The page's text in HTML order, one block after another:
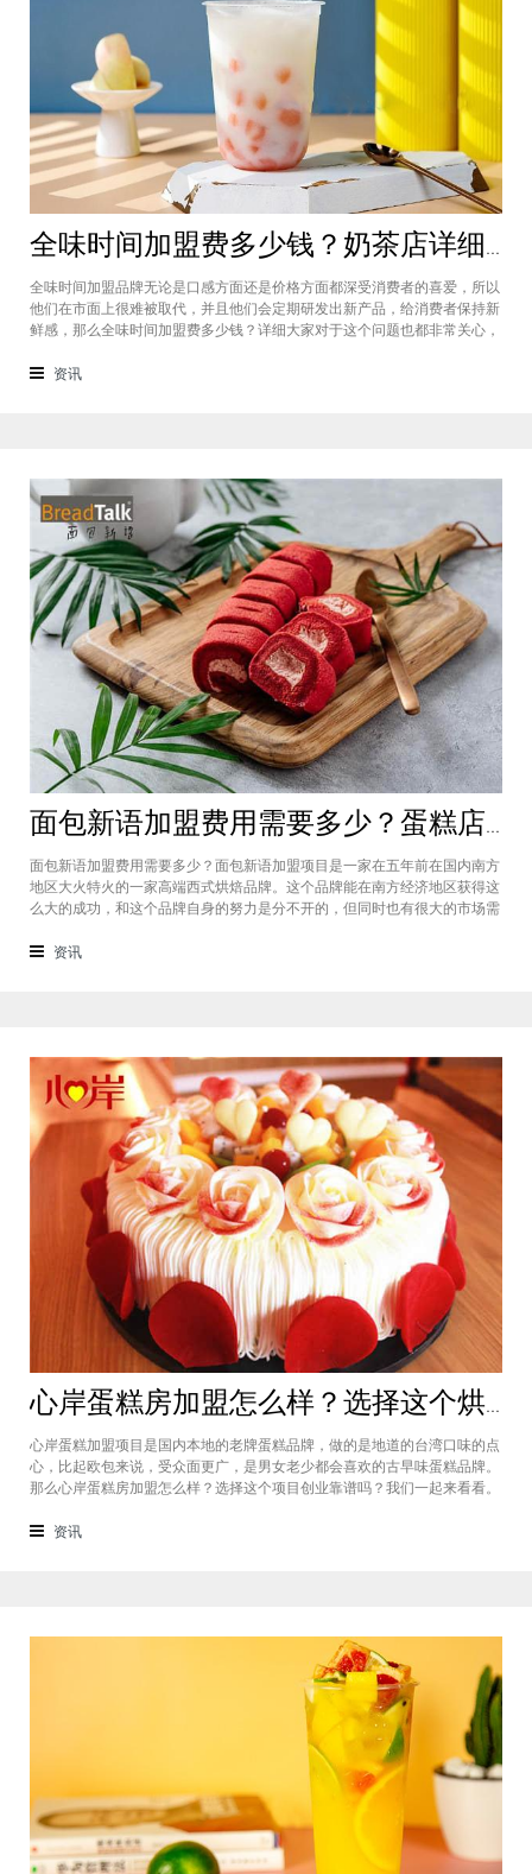
全味时间加盟费多少钱？奶茶店详细费用分析就在这！
全味时间加盟品牌无论是口感方面还是价格方面都深受消费者的喜爱，所以
他们在市面上很难被取代，并且他们会定期研发出新产品，给消费者保持新
鲜感，那么全味时间加盟费多少钱？详细大家对于这个问题也都非常关心，
店，在这里就不说名字了。虽然开头说得很好，公司也确实提供了设备和产
资讯
面包新语加盟费用需要多少？蛋糕店加盟费用太高了吗？
面包新语加盟费用需要多少？面包新语加盟项目是一家在五年前在国内南方
地区大火特火的一家高端西式烘焙品牌。这个品牌能在南方经济地区获得这
么大的成功，和这个品牌自身的努力是分不开的，但同时也有很大的市场需
在国内市场上的首先一家传统地道且正宗的西式烘焙品牌，这对于很多国内
资讯
心岸蛋糕房加盟怎么样？选择这个烘焙品牌创业靠谱吗
心岸蛋糕加盟项目是国内本地的老牌蛋糕品牌，做的是地道的台湾口味的点
心，比起欧包来说，受众面更广，是男女老少都会喜欢的古早味蛋糕品牌。
那么心岸蛋糕房加盟怎么样？选择这个项目创业靠谱吗？我们一起来看看。
要不就是流行可颂，怎么还会有加盟商去加盟传统烘焙店呢？这您就有所不
资讯